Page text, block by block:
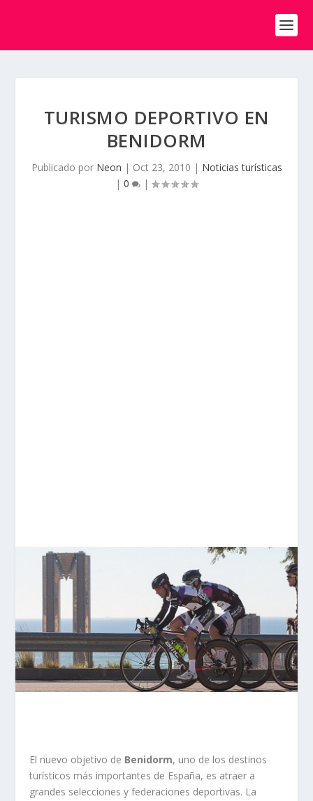
TURISMO DEPORTIVO EN
BENIDORM
Publicado por Neon | Oct 23, 2010 | Noticias turísticas
| 0 |
El nuevo objetivo de Benidorm, uno de los destinos
turísticos más importantes de España, es atraer a
grandes selecciones y federaciones deportivas. La